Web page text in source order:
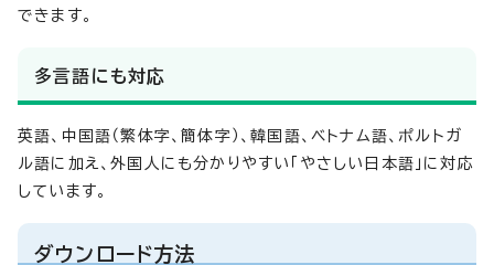
できます。
多言語にも対応
英語、中国語（繁体字、簡体字）、韓国語、ベトナム語、ポルトガ
ル語に加え、外国人にも分かりやすい「やさしい日本語」に対応
しています。
ダウンロード方法